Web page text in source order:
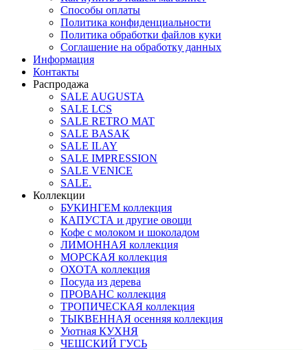
Способы оплаты
Политика конфиденциальности
Политика обработки файлов куки
Соглашение на обработку данных
Информация
Контакты
Распродажа
SALE AUGUSTA
SALE LCS
SALE RETRO MAT
SALE BASAK
SALE ILAY
SALE IMPRESSION
SALE VENICE
SALE.
Коллекции
БУКИНГЕМ коллекция
КАПУСТА и другие овощи
Кофе с молоком и шоколадом
ЛИМОННАЯ коллекция
МОРСКАЯ коллекция
ОХОТА коллекция
Посуда из дерева
ПРОВАНС коллекция
ТРОПИЧЕСКАЯ коллекция
ТЫКВЕННАЯ осенняя коллекция
Уютная КУХНЯ
ЧЕШСКИЙ ГУСЬ